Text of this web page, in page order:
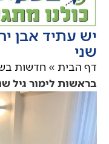
יש עתיד אבן
שני
דף הבית » חדשות
בראשות לימור גיל